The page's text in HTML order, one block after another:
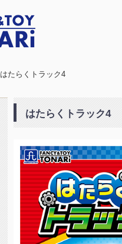
はたらくトラック4
はたらくトラック4